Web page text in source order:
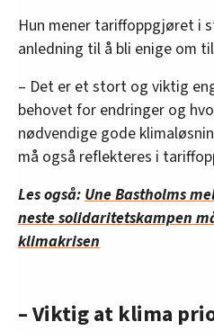
Hun mener tariffoppgjøret i
anledning til å bli enige om
– Det er et stort og viktig
behovet for endringer og
nødvendige gode
må også reflekteres i
Les også: Une Bastholms
neste solidaritetskampen
klimakrisen
– Viktig at klima